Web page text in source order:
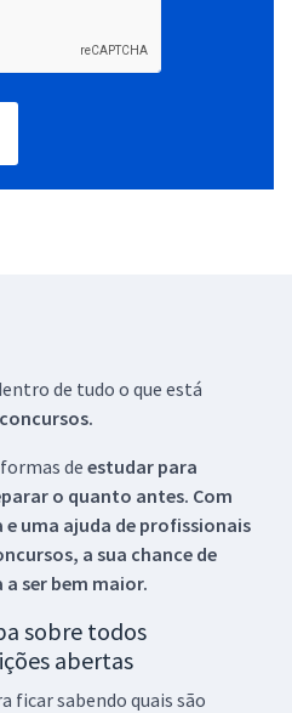
de tudo o que está
concursos.
de estudar para
o quanto antes. Com
uma ajuda de profissionais
a sua chance de
ser bem maior.
sobre todos
abertas
ficar sabendo quais são